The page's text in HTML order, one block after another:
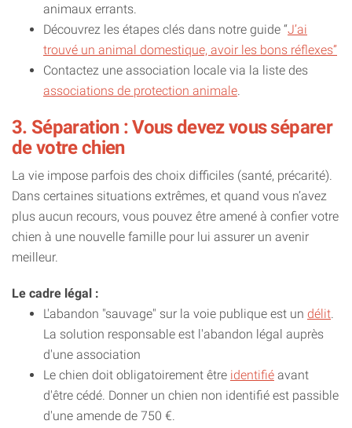
animaux errants.
Découvrez les étapes clés dans notre guide “J’ai
trouvé un animal domestique, avoir les bons réflexes”
Contactez une association locale via la liste des
associations de protection animale
3. Séparation : Vous devez vous séparer
de votre chien
La vie impose parfois des choix difficiles (santé, précarité).
Dans certaines situations extrêmes, et quand vous n’avez
plus aucun recours, vous pouvez être amené à confier votre
chien à une nouvelle famille pour lui assurer un avenir
meilleur.
Le cadre légal :
L'abandon "sauvage" sur la voie publique est un délit
La solution responsable est l'abandon légal auprès
d'une association
Le chien doit obligatoirement être identifié avant
d'être cédé. Donner un chien non identifié est passible
d'une amende de 750 €.